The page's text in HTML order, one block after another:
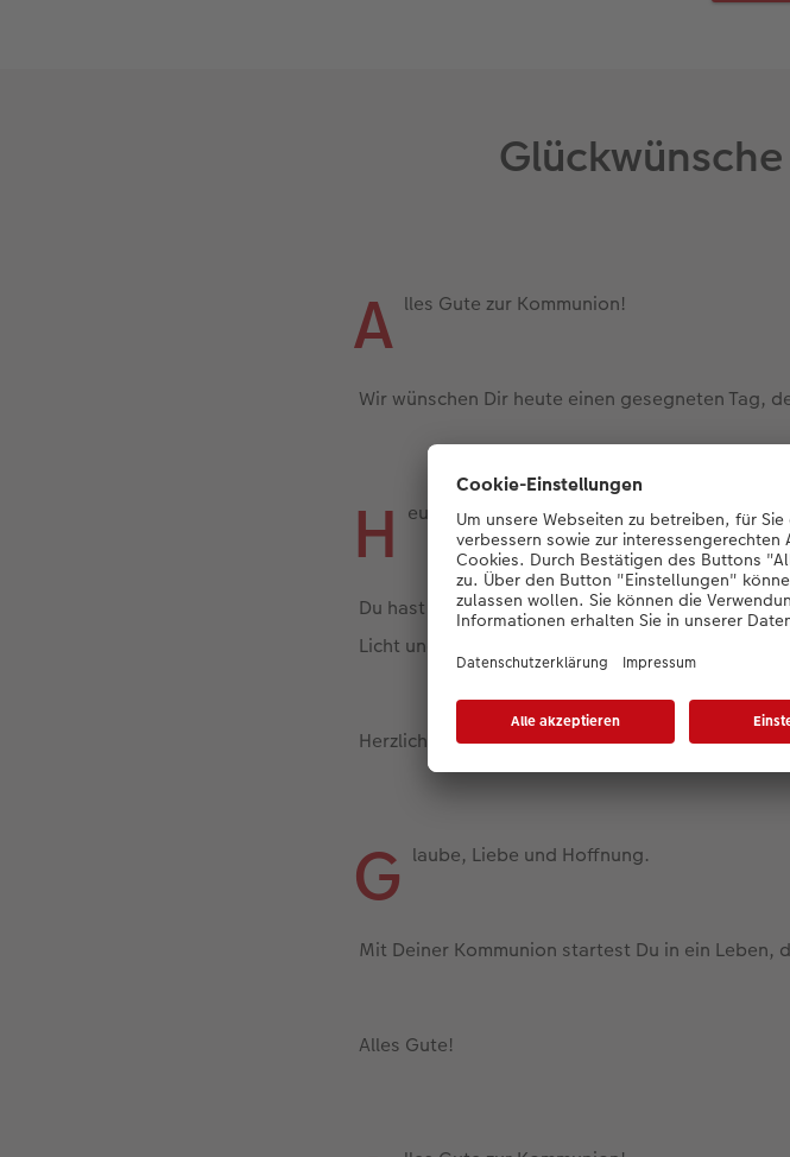
A lles Gute zur Kommunion!
Wir wünschen Dir heute einen gesegneten Tag,
H eute ist ein ganz besonderer Tag!
Du hast Deine heilige Kommunion empfangen.
Licht und Liebe für alles, was noch kommt.
Herzlichen Glückwunsch!
G laube, Liebe und Hoffnung.
Mit Deiner Kommunion startest Du in ein Leben,
Alles Gute!